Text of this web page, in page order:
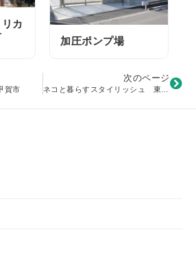
カ
加圧ポンプ場
賀市
次のページ